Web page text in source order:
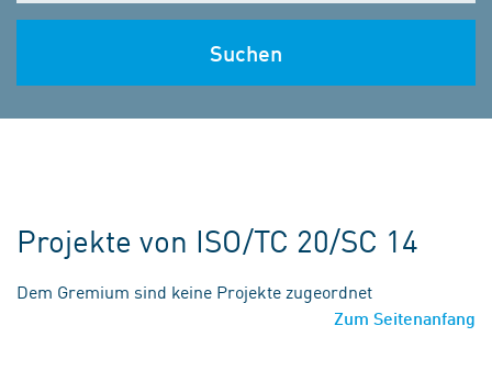
Suchen
Projekte von ISO/TC 20/SC 14
Dem Gremium sind keine Projekte zugeordnet
Zum Seitenanfang